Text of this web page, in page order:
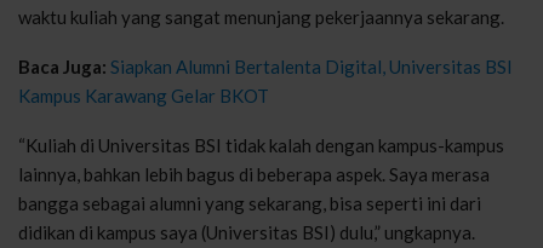
waktu kuliah yang sangat menunjang pekerjaannya sekarang.
Baca Juga: Siapkan Alumni Bertalenta Digital, Universitas BSI
Kampus Karawang Gelar BKOT
“Kuliah di Universitas BSI tidak kalah dengan kampus-kampus
lainnya, bahkan lebih bagus di beberapa aspek. Saya merasa
bangga sebagai alumni yang sekarang, bisa seperti ini dari
didikan di kampus saya (Universitas BSI) dulu,” ungkapnya.